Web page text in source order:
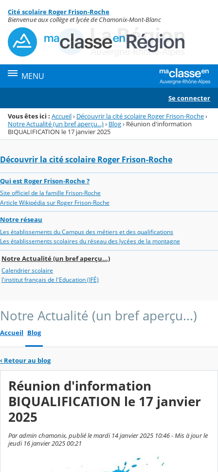
Menu de la rubrique
Contenu
Cité scolaire Roger Frison-Roche
Bienvenue aux collège et lycée de Chamonix-Mont-Blanc
MENU
Se connecter
Vous êtes ici : Accueil› Découvrir la cité scolaire Roger Frison-Roche›
Notre Actualité (un bref aperçu...)› Blog› Réunion d'information
BIQUALIFICATION le 17 janvier 2025
Découvrir la cité scolaire Roger Frison-Roche
Qui est Roger Frison-Roche ?
Site officiel de la famille Frison-Roche
Article Wikipédia sur Roger Frison-Roche
Notre réseau
Les établissements du Campus des métiers et des qualifications
Les établissements scolaires du réseau des lycées de la montagne
Notre Actualité (un bref aperçu...)
Calendrier scolaire
l'institut français de l'Education (IFÉ)
Notre Actualité (un bref aperçu...)
Accueil Blog
‹ Retour au blog
Réunion d'information
BIQUALIFICATION le 17 janvier
2025
Par admin chamonix, publié le mardi 14 janvier 2025 10:46 - Mis à jour le
jeudi 16 janvier 2025 00:21